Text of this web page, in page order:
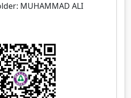
MUHAMMAD ALI